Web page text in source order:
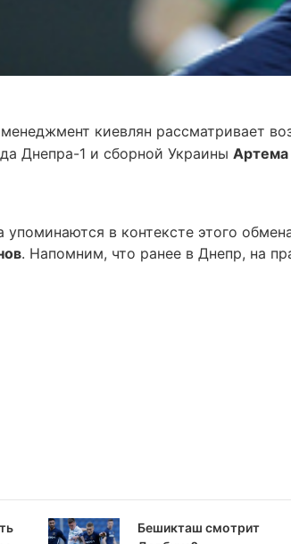
киевлян рассматривает
Днепра-1 и сборной Украины Артема
в контексте этого
. Напомним, что ранее в Днепр, на
Бешикташ смотрит